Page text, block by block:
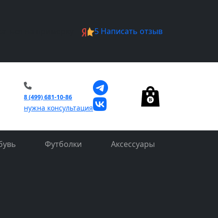
5 Написать отзыв
8 (499) 681-10-86
нужна консультация
Футболки Аксессуары